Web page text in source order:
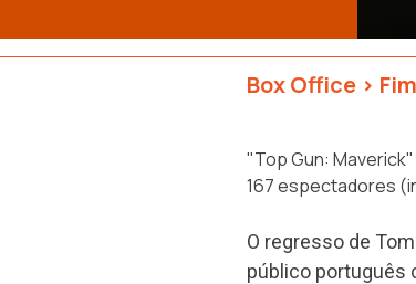
Box Office >
"Top Gun:
167 espectadores
O regresso de
público português